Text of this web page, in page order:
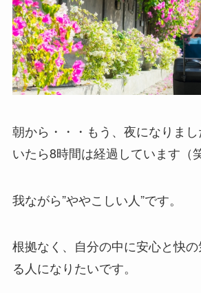
朝から・・・もう、夜になりま
いたら8時間は経過しています（
我ながら”ややこしい人”です。
根拠なく、自分の中に安心と快
る人になりたいです。